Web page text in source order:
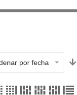
por fecha